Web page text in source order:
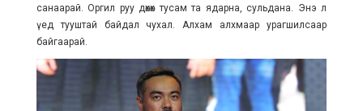
санаарай. Оргил руу дөхөх тусам та ядарна, сульдана. Энэ л
үед тууштай байдал чухал. Алхам алхмаар урагшилсаар
байгаарай.